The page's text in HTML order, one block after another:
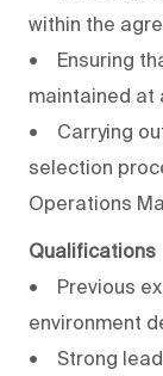
within the
• Ensuring
maintained at
• Carrying
selection
Operations
Qualifications
• Previous
environment
• Strong